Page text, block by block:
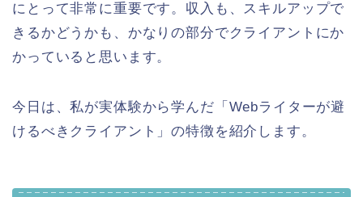
にとって非常に重要です。収入も、スキルアップで
きるかどうかも、かなりの部分でクライアントにか
かっていると思います。
今日は、私が実体験から学んだ「Webライターが避
けるべきクライアント」の特徴を紹介します。